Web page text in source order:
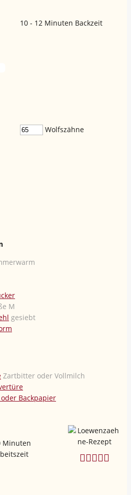
10 - 12 Minuten Backzeit
Wolfszähne
M
gesiebt
Zartbitter oder Vollmilch
Backpapier
Minuten